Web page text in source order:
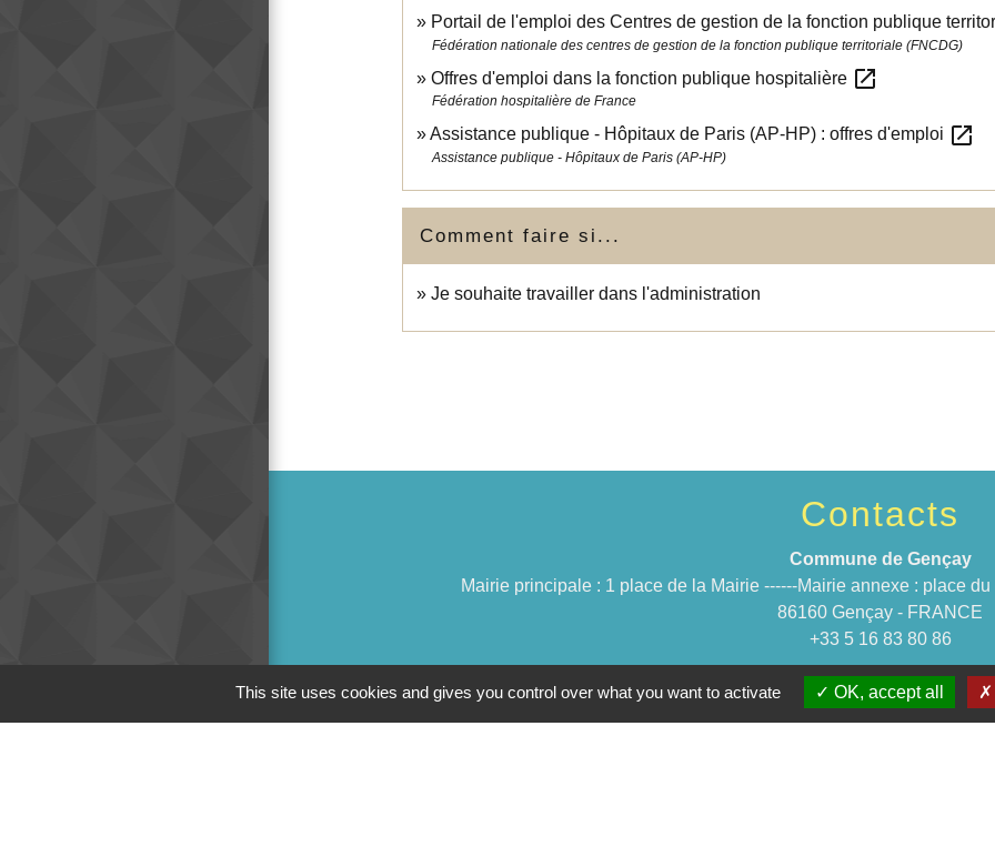
Portail de l'emploi des Centres de gestion de la fonction publique
Fédération nationale des centres de gestion de la fonction publique territoriale (FNCDG)
Offres d'emploi dans la fonction publique hospitalière open_in_new
Fédération hospitalière de France
Assistance publique - Hôpitaux de Paris (AP-HP) : offres d'emploi open_in_new
Assistance publique - Hôpitaux de Paris (AP-HP)
Comment faire si...
Je souhaite travailler dans l'administration
Contacts
Commune de Gençay
Mairie principale : 1 place de la Mairie ------Mairie annexe : place
86160 Gençay - FRANCE
+33 5 16 83 80 86
This site uses cookies and gives you control over what you want to activate OK, accept all